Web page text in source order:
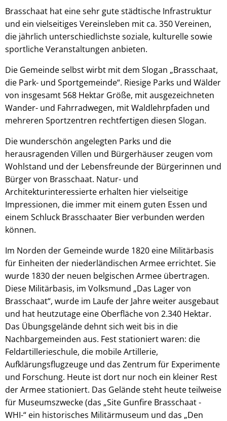
Brasschaat hat eine sehr gute städtische Infrastruktur
und ein vielseitiges Vereinsleben mit ca. 350 Vereinen,
die jährlich unterschiedlichste soziale, kulturelle sowie
sportliche Veranstaltungen anbieten.
Die Gemeinde selbst wirbt mit dem Slogan „Brasschaat,
die Park- und Sportgemeinde“. Riesige Parks und Wälder
von insgesamt 568 Hektar Größe, mit ausgezeichneten
Wander- und Fahrradwegen, mit Waldlehrpfaden und
mehreren Sportzentren rechtfertigen diesen Slogan.
Die wunderschön angelegten Parks und die
herausragenden Villen und Bürgerhäuser zeugen vom
Wohlstand und der Lebensfreunde der Bürgerinnen und
Bürger von Brasschaat. Natur- und
Architekturinteressierte erhalten hier vielseitige
Impressionen, die immer mit einem guten Essen und
einem Schluck Brasschaater Bier verbunden werden
können.
Im Norden der Gemeinde wurde 1820 eine Militärbasis
für Einheiten der niederländischen Armee errichtet. Sie
wurde 1830 der neuen belgischen Armee übertragen.
Diese Militärbasis, im Volksmund „Das Lager von
Brasschaat“, wurde im Laufe der Jahre weiter ausgebaut
und hat heutzutage eine Oberfläche von 2.340 Hektar.
Das Übungsgelände dehnt sich weit bis in die
Nachbargemeinden aus. Fest stationiert waren: die
Feldartillerieschule, die mobile Artillerie,
Aufklärungsflugzeuge und das Zentrum für Experimente
und Forschung. Heute ist dort nur noch ein kleiner Rest
der Armee stationiert. Das Gelände steht heute teilweise
für Museumszwecke (das „Site Gunfire Brasschaat -
WHI-“ ein historisches Militärmuseum und das „Den